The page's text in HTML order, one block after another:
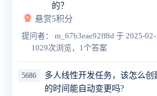
的？
悬赏5积分
提问者： m_67b3eae92ff8d 于 2025-02-
1029次浏览，1个答案
5686
多人线性开发任务，该怎么创
的时间能自动变更吗?